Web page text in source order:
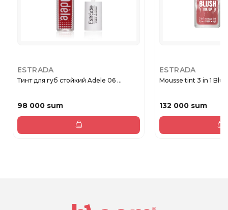
ESTRADA
Тинт для губ стойкий Adele 06 ...
98 000 sum
ESTRADA
Mousse tint 3 in 1
132 000 sum